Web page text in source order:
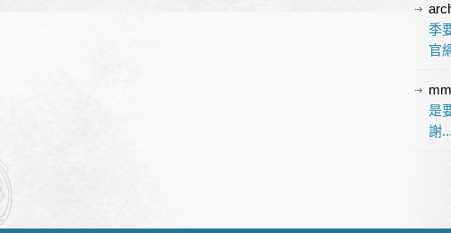
季
官
是
謝...